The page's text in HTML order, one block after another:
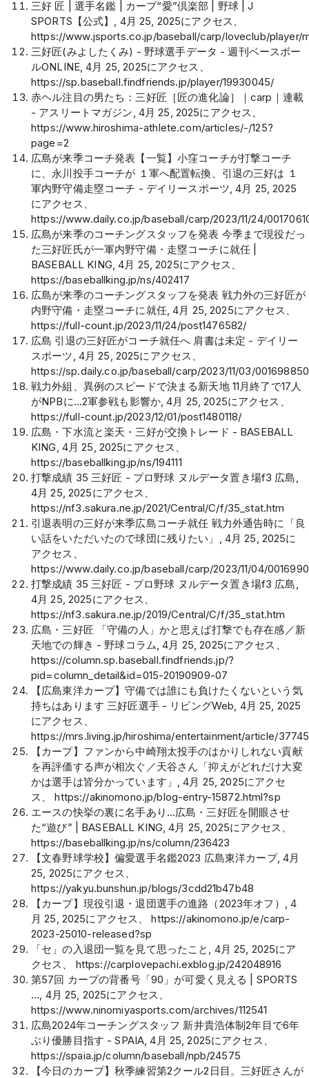
三好 匠 | 選手名鑑 | カープ“愛”倶楽部 | 野球 | J
SPORTS【公式】, 4月 25, 2025にアクセス、
https://www.jsports.co.jp/baseball/carp/loveclub/player/
三好匠(みよしたくみ) - 野球選手データ - 週刊ベースボー
ルONLINE, 4月 25, 2025にアクセス、
https://sp.baseball.findfriends.jp/player/19930045/
赤ヘル注目の男たち：三好匠［匠の進化論］｜carp｜連載
- アスリートマガジン, 4月 25, 2025にアクセス、
https://www.hiroshima-athlete.com/articles/-/125?
page=2
広島が来季コーチ発表【一覧】小窪コーチが打撃コーチ
に、永川投手コーチが １軍へ配置転換、引退の三好は １
軍内野守備走塁コーチ - デイリースポーツ, 4月 25, 2025
にアクセス、
https://www.daily.co.jp/baseball/carp/2023/11/24/
広島が来季のコーチングスタッフを発表 今季まで現役だっ
た三好匠氏が一軍内野守備・走塁コーチに就任 |
BASEBALL KING, 4月 25, 2025にアクセス、
https://baseballking.jp/ns/402417
広島が来季のコーチングスタッフを発表 戦力外の三好匠が
内野守備・走塁コーチに就任, 4月 25, 2025にアクセス、
https://full-count.jp/2023/11/24/post1476582/
広島 引退の三好匠がコーチ就任へ 肩書は未定 - デイリー
スポーツ, 4月 25, 2025にアクセス、
https://sp.daily.co.jp/baseball/carp/2023/11/03/
戦力外組、異例のスピードで決まる新天地 11月終了で17人
がNPBに…2軍参戦も影響か, 4月 25, 2025にアクセス、
https://full-count.jp/2023/12/01/post1480118/
広島・下水流と楽天・三好が交換トレード - BASEBALL
KING, 4月 25, 2025にアクセス、
https://baseballking.jp/ns/194111
打撃成績 35 三好匠 - プロ野球 ヌルデータ置き場f3 広島,
4月 25, 2025にアクセス、
https://nf3.sakura.ne.jp/2021/Central/C/f/35_stat.htm
引退表明の三好が来季広島コーチ就任 戦力外通告時に「良
い話をいただいたので球団に残りたい」, 4月 25, 2025に
アクセス、
https://www.daily.co.jp/baseball/carp/2023/11/04/
打撃成績 35 三好匠 - プロ野球 ヌルデータ置き場f3 広島,
4月 25, 2025にアクセス、
https://nf3.sakura.ne.jp/2019/Central/C/f/35_stat.htm
広島・三好匠 「守備の人」かと思えば打撃でも存在感／新
天地での輝き - 野球コラム, 4月 25, 2025にアクセス、
https://column.sp.baseball.findfriends.jp/?
pid=column_detail&id=015-20190909-07
【広島東洋カープ】守備では誰にも負けたくないという気
持ちはあります 三好匠選手 - リビングWeb, 4月 25, 2025
にアクセス、
https://mrs.living.jp/hiroshima/entertainment/article/
【カープ】ファンから中崎翔太投手のはかりしれない貢献
を再評価する声が相次ぐ／天谷さん「抑えがどれだけ大変
かは選手は皆分かっています」, 4月 25, 2025にアクセ
ス、https://akinomono.jp/blog-entry-15872.html?sp
エースの快挙の裏に名手あり…広島・三好匠を開眼させ
た“遊び” | BASEBALL KING, 4月 25, 2025にアクセス、
https://baseballking.jp/ns/column/236423
【文春野球学校】偏愛選手名鑑2023 広島東洋カープ, 4月
25, 2025にアクセス、
https://yakyu.bunshun.jp/blogs/3cdd21b47b48
【カープ】現役引退・退団選手の進路（2023年オフ）, 4
月 25, 2025にアクセス、https://akinomono.jp/e/carp-
2023-25010-released?sp
「セ」の入退団一覧を見て思ったこと, 4月 25, 2025にア
クセス、 https://carplovepachi.exblog.jp/242048916
第57回 カープの背番号「90」が可愛く見える | SPORTS
..., 4月 25, 2025にアクセス、
https://www.ninomiyasports.com/archives/112541
広島2024年コーチングスタッフ 新井貴浩体制2年目で6年
ぶり優勝目指す - SPAIA, 4月 25, 2025にアクセス、
https://spaia.jp/column/baseball/npb/24575
【今日のカープ】秋季練習第2クール2日目。三好匠さんが